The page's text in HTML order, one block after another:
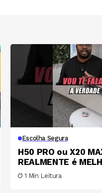
Escolha Segura
H50 PRO ou X20
REALMENTE é
1 Min Leitura